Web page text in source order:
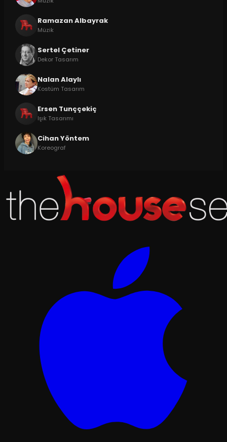
Ramazan Albayrak
Müzik
Sertel Çetiner
Dekor Tasarım
Nalan Alaylı
Kostüm Tasarım
Ersen Tunççekiç
Işık Tasarımı
Cihan Yöntem
Koreograf